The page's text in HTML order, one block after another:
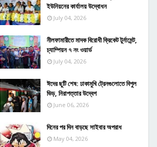
ইউনিয়নের কার্যালয় উদ্বোধন
July 04, 2026
নীলফামারীতে মাদক বিরোধী ক্রিকেট টুর্নামেন্ট,
চ্যাম্পিয়ন ৭ নং ওয়ার্ড
July 04, 2026
ঈদের ছুটি শেষ: ঢাকামুখি ট্রেনগুলোতে বিপুল
ভিড়, নিরাপত্তার উদ্বেগ
June 06, 2026
দিনের পর দিন বাড়ছে সাইবার অপরাধ
May 04, 2026